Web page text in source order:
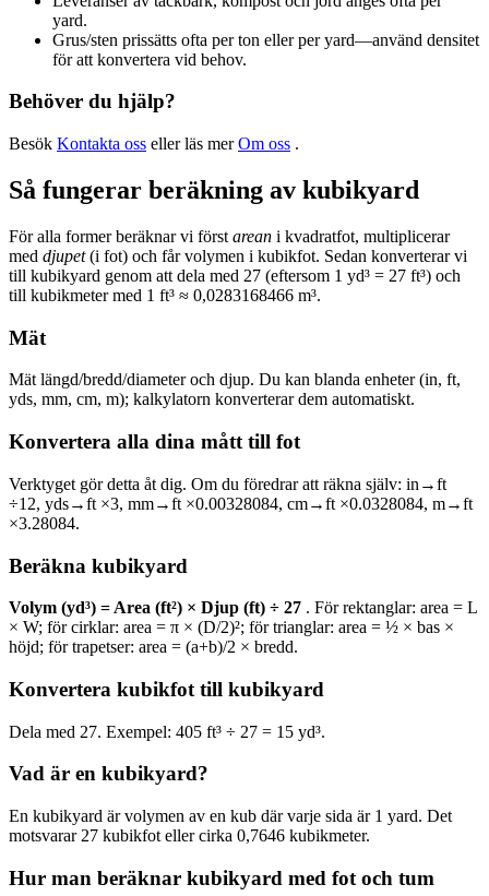
yard.
Grus/sten prissätts ofta per ton eller per yard—använd densitet
för att konvertera vid behov.
Behöver du hjälp?
Besök Kontakta oss eller läs merOm oss .
Så fungerar beräkning av kubikyard
För alla former beräknar vi först arean i kvadratfot, multiplicerar
med djupet(i fot) och får volymen i kubikfot. Sedan konverterar vi
till kubikyard genom att dela med 27 (eftersom 1 yd³ = 27 ft³) och
till kubikmeter med 1 ft³ ≈ 0,0283168466 m³.
Mät
Mät längd/bredd/diameter och djup. Du kan blanda enheter (in, ft,
yds, mm, cm, m); kalkylatorn konverterar dem automatiskt.
Konvertera alla dina mått till fot
Verktyget gör detta åt dig. Om du föredrar att räkna själv: in→ft
÷12, yds→ft ×3, mm→ft ×0.00328084, cm→ft ×0.0328084, m→ft
×3.28084.
Beräkna kubikyard
Volym (yd³) = Area (ft²) × Djup (ft) ÷ 27 . För rektanglar: area = L
× W; för cirklar: area = π × (D/2)²; för trianglar: area = ½ × bas ×
höjd; för trapetser: area = (a+b)/2 × bredd.
Konvertera kubikfot till kubikyard
Dela med 27. Exempel: 405 ft³ ÷ 27 = 15 yd³.
Vad är en kubikyard?
En kubikyard är volymen av en kub där varje sida är 1 yard. Det
motsvarar 27 kubikfot eller cirka 0,7646 kubikmeter.
Hur man beräknar kubikyard med fot och tum